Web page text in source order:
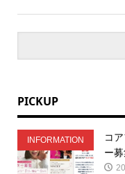
PICKUP
INFORMATION
コ
ー